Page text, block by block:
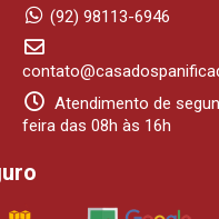
(92) 98113-6946
Atendimento de
feira das 08h às 16h